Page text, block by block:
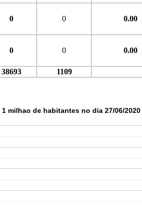
0 0 0.00
0 0 0.00
38693 1109
1 milhao de habitantes no dia 27/06/2020